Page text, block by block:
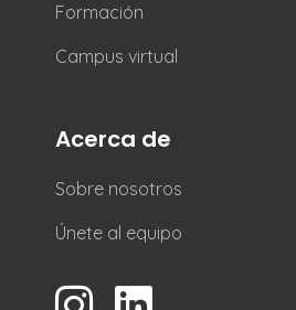
Formación
Campus virtual
Acerca de
Sobre nosotros
Únete al equipo